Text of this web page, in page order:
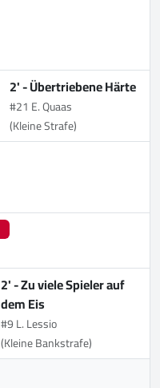
2' -Übertriebene Härte
#21 E. Quaas
(Kleine Strafe)
2' -Zu viele Spieler auf
dem Eis
#9 L. Lessio
(Kleine Bankstrafe)